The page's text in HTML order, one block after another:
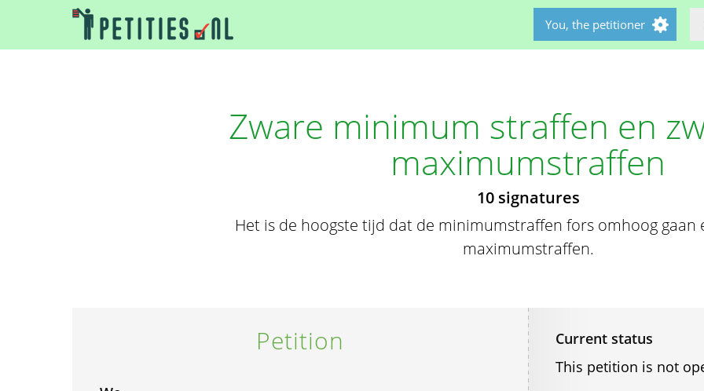
You, the petitioner
Zware minimum straffen en
maximumstraffen
10 signatures
Het is de hoogste tijd dat de minimumstraffen fors omhoog gaan
maximumstraffen.
Petition
Current status
This petition is not